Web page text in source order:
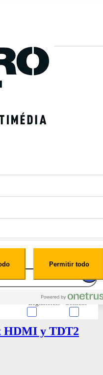
HDMI y TDT2
Consent
Leg.Interest
Permitir todo